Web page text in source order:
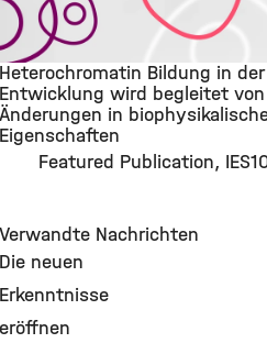
©
Heterochromatin Bildung in der
Entwicklung wird begleitet von
Änderungen in
Eigenschaften
Featured Publication IES
Verwandte Nachrichten
Die neuen
Erkenntnisse
eröffnen